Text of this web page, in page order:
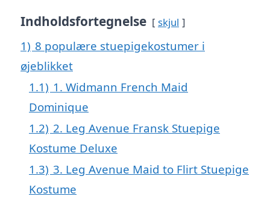
Indholdsfortegnelse skjul
1) 8 populære stuepigekostumer i
øjeblikket
1.1) 1. Widmann French Maid
Dominique
1.2) 2. Leg Avenue Fransk Stuepige
Kostume Deluxe
1.3) 3. Leg Avenue Maid to Flirt Stuepige
Kostume